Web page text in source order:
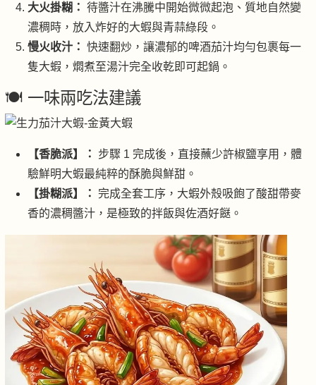
大火掛糊： 待醬汁在沸騰中開始微微起泡、質地自然變
濃稠時，放入炸好的大蝦與青蒜綠段。
慢火收汁： 快速翻炒，讓濃郁的啤酒茄汁均勻包裹每一
隻大蝦，燜煮至湯汁完全收乾即可起鍋。
🍽️ 一味兩吃法建議
【香脆派】：
步驟 1 完成後，直接蘸少許椒鹽享用，體
驗鮮明大蝦最純粹的酥脆與鮮甜。
【掛糊派】：
完成全套工序，大蝦外殼吸飽了酸甜帶麥
香的濃稠醬汁，是極致的拌飯與佐酒好餸。